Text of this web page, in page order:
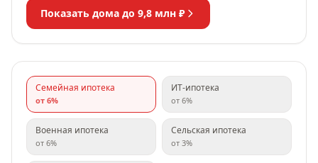
Показать дома до 9,8 млн ₽
Семейная ипотека
от 6%
ИТ-ипотека
от 6%
Военная ипотека
от 6%
Сельская ипотека
от 3%